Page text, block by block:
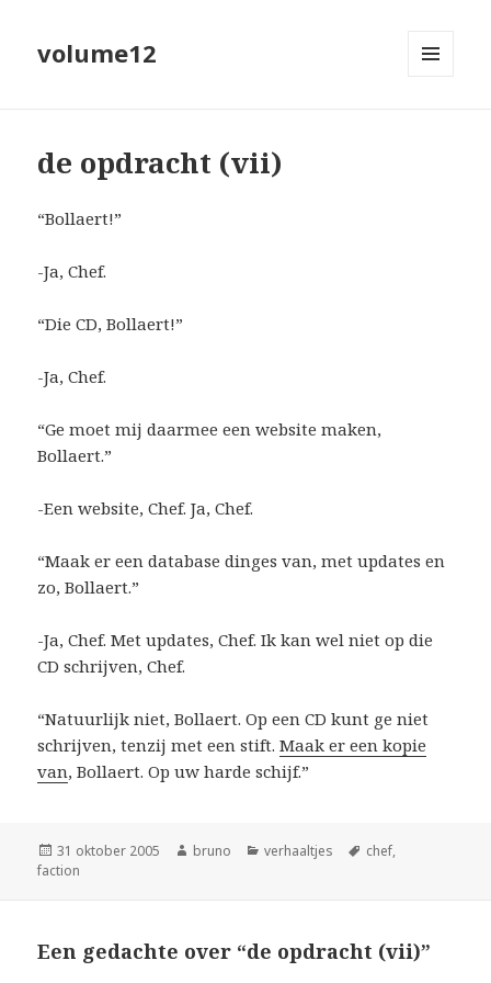
volume12
de opdracht (vii)
“Bollaert!”
-Ja, Chef.
“Die CD, Bollaert!”
-Ja, Chef.
“Ge moet mij daarmee een website maken,
Bollaert.”
-Een website, Chef. Ja, Chef.
“Maak er een database dinges van, met updates en
zo, Bollaert.”
-Ja, Chef. Met updates, Chef. Ik kan wel niet op die
CD schrijven, Chef.
“Natuurlijk niet, Bollaert. Op een CD kunt ge niet
schrijven, tenzij met een stift.Maak er een kopie
van, Bollaert. Op uw harde schijf.”
Geplaatst
op
31 oktober 2005 Auteur
bruno Categorieën
verhaaltjes Tags
chef,
faction
Een gedachte over “de opdracht (vii)”